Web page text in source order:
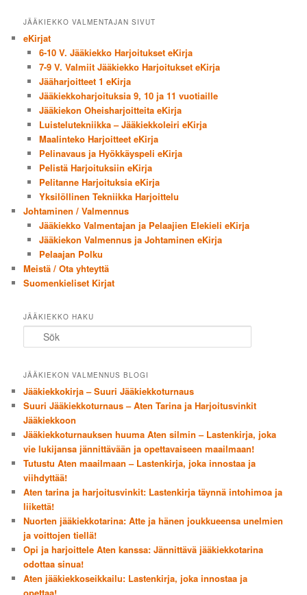
JÄÄKIEKKO VALMENTAJAN SIVUT
eKirjat
6-10 V. Jääkiekko Harjoitukset eKirja
7-9 V. Valmiit Jääkiekko Harjoitukset eKirja
Jääharjoitteet 1 eKirja
Jääkiekkoharjoituksia 9, 10 ja 11 vuotiaille
Jääkiekon Oheisharjoitteita eKirja
Luistelutekniikka – Jääkiekkoleiri eKirja
Maalinteko Harjoitteet eKirja
Pelinavaus ja Hyökkäyspeli eKirja
Pelistä Harjoituksiin eKirja
Pelitanne Harjoituksia eKirja
Yksilöllinen Tekniikka Harjoittelu
Johtaminen / Valmennus
Jääkiekko Valmentajan ja Pelaajien Elekieli eKirja
Jääkiekon Valmennus ja Johtaminen eKirja
Pelaajan Polku
Meistä / Ota yhteyttä
Suomenkieliset Kirjat
JÄÄKIEKKO HAKU
JÄÄKIEKON VALMENNUS BLOGI
Jääkiekkokirja – Suuri Jääkiekkoturnaus
Suuri Jääkiekkoturnaus – Aten Tarina ja Harjoitusvinkit
Jääkiekkoon
Jääkiekkoturnauksen huuma Aten silmin – Lastenkirja, joka
vie lukijansa jännittävään ja opettavaiseen maailmaan!
Tutustu Aten maailmaan – Lastenkirja, joka innostaa ja
viihdyttää!
Aten tarina ja harjoitusvinkit: Lastenkirja täynnä intohimoa ja
liikettä!
Nuorten jääkiekkotarina: Atte ja hänen joukkueensa unelmien
ja voittojen tiellä!
Opi ja harjoittele Aten kanssa: Jännittävä jääkiekkotarina
odottaa sinua!
Aten jääkiekkoseikkailu: Lastenkirja, joka innostaa ja